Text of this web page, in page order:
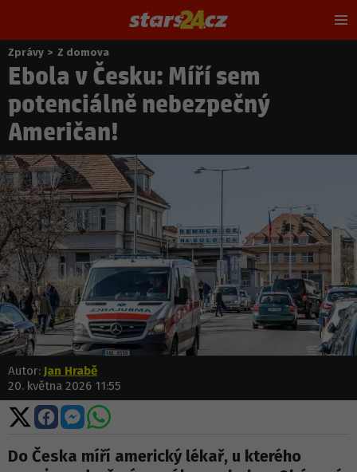
Nacházíte
se
zde:
Zprávy > Z domova
Ebola v Česku: Míří sem
potenciálně nebezpečný
Američan!
Autor: Jan Hrabě
20. května 2026 11:55
Sdílet
na
X
Sdílet
na
Facebooku
Sdílet
na
Messengeru
Sdílet
WhatsApp
Do Česka míří americký lékař, u kterého